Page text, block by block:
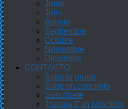
Junio
Julio
Agosto
Septiembre
Octubre
Noviembre
Diciembre
CONTACTO
Sube tu grupo
Sube un concierto
Suscríbete
Trabaja Con Nosotros